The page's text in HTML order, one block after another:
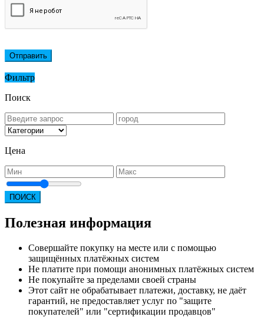
Отправить
Фильтр
Поиск
Цена
ПОИСК
Полезная информация
Совершайте покупку на месте или с помощью
защищённых платёжных систем
Не платите при помощи анонимных платёжных систем
Не покупайте за пределами своей страны
Этот сайт не обрабатывает платежи, доставку, не даёт
гарантий, не предоставляет услуг по "защите
покупателей" или "сертификации продавцов"